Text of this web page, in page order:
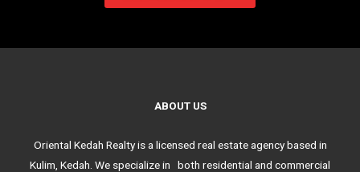
ABOUT US
Oriental Kedah Realty is a licensed real estate agency based in
Kulim, Kedah. We specialize in both residential and commercial